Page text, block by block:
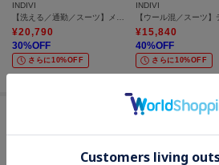
INDIVI
¥20,790
30%OFF
さらに10%OFF
INDIVI
¥15,840
40%OFF
さらに10%OFF